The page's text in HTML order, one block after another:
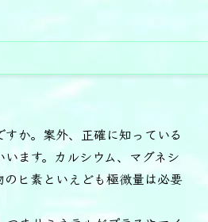
か。案外、正確に知っている
ます。カルシウム、マグネシ
ヒ素といえども極微量は必要